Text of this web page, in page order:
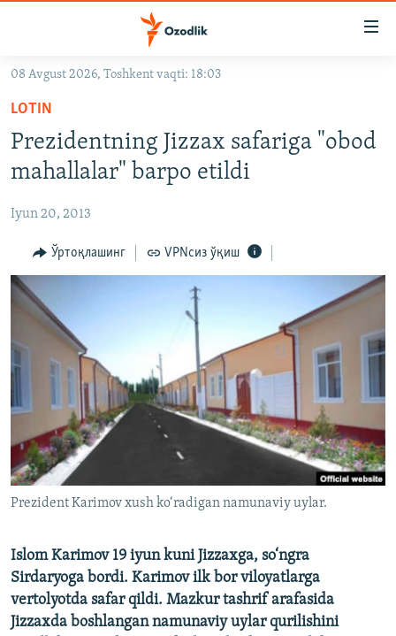
Асосий
навигацияга
ўтинг
Қидиришга
OZODVIDEO
OZODARXIV
На русском
ИЖТИМОИЙ ТАРМОҚЛАР
Озодлик бошқа тилларда
08 Avgust 2026, Toshkent vaqti: 18:03
LOTIN
Prezidentning Jizzax safariga "obod
mahallalar" barpo etildi
Iyun 20, 2013
Ўртоқлашинг VPNсиз ўқиш
Prezident Karimov xush ko‘radigan namunaviy uylar.
Islom Karimov 19 iyun kuni Jizzaxga, so‘ngra
Sirdaryoga bordi. Karimov ilk bor viloyatlarga
vertolyotda safar qildi. Mazkur tashrif arafasida
Jizzaxda boshlangan namunaviy uylar qurilishini